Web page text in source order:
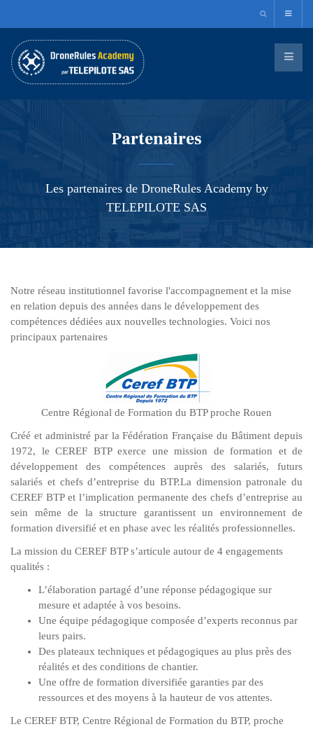
Partenaires
Les partenaires de DroneRules Academy by
TELEPILOTE SAS
Notre réseau institutionnel favorise l'accompagnement et la mise
en relation depuis des années dans le développement des
compétences dédiées aux nouvelles technologies. Voici nos
principaux partenaires
Centre Régional de Formation du BTP proche Rouen
Créé et administré par la Fédération Française du Bâtiment depuis
1972, le CEREF BTP exerce une mission de formation et de
développement des compétences auprès des salariés, futurs
salariés et chefs d’entreprise du BTP.La dimension patronale du
CEREF BTP et l’implication permanente des chefs d’entreprise au
sein même de la structure garantissent un environnement de
formation diversifié et en phase avec les réalités professionnelles.
La mission du CEREF BTP s’articule autour de 4 engagements
qualités :
L’élaboration partagé d’une réponse pédagogique sur
mesure et adaptée à vos besoins.
Une équipe pédagogique composée d’experts reconnus par
leurs pairs.
Des plateaux techniques et pédagogiques au plus près des
réalités et des conditions de chantier.
Une offre de formation diversifiée garanties par des
ressources et des moyens à la hauteur de vos attentes.
Le CEREF BTP, Centre Régional de Formation du BTP, proche